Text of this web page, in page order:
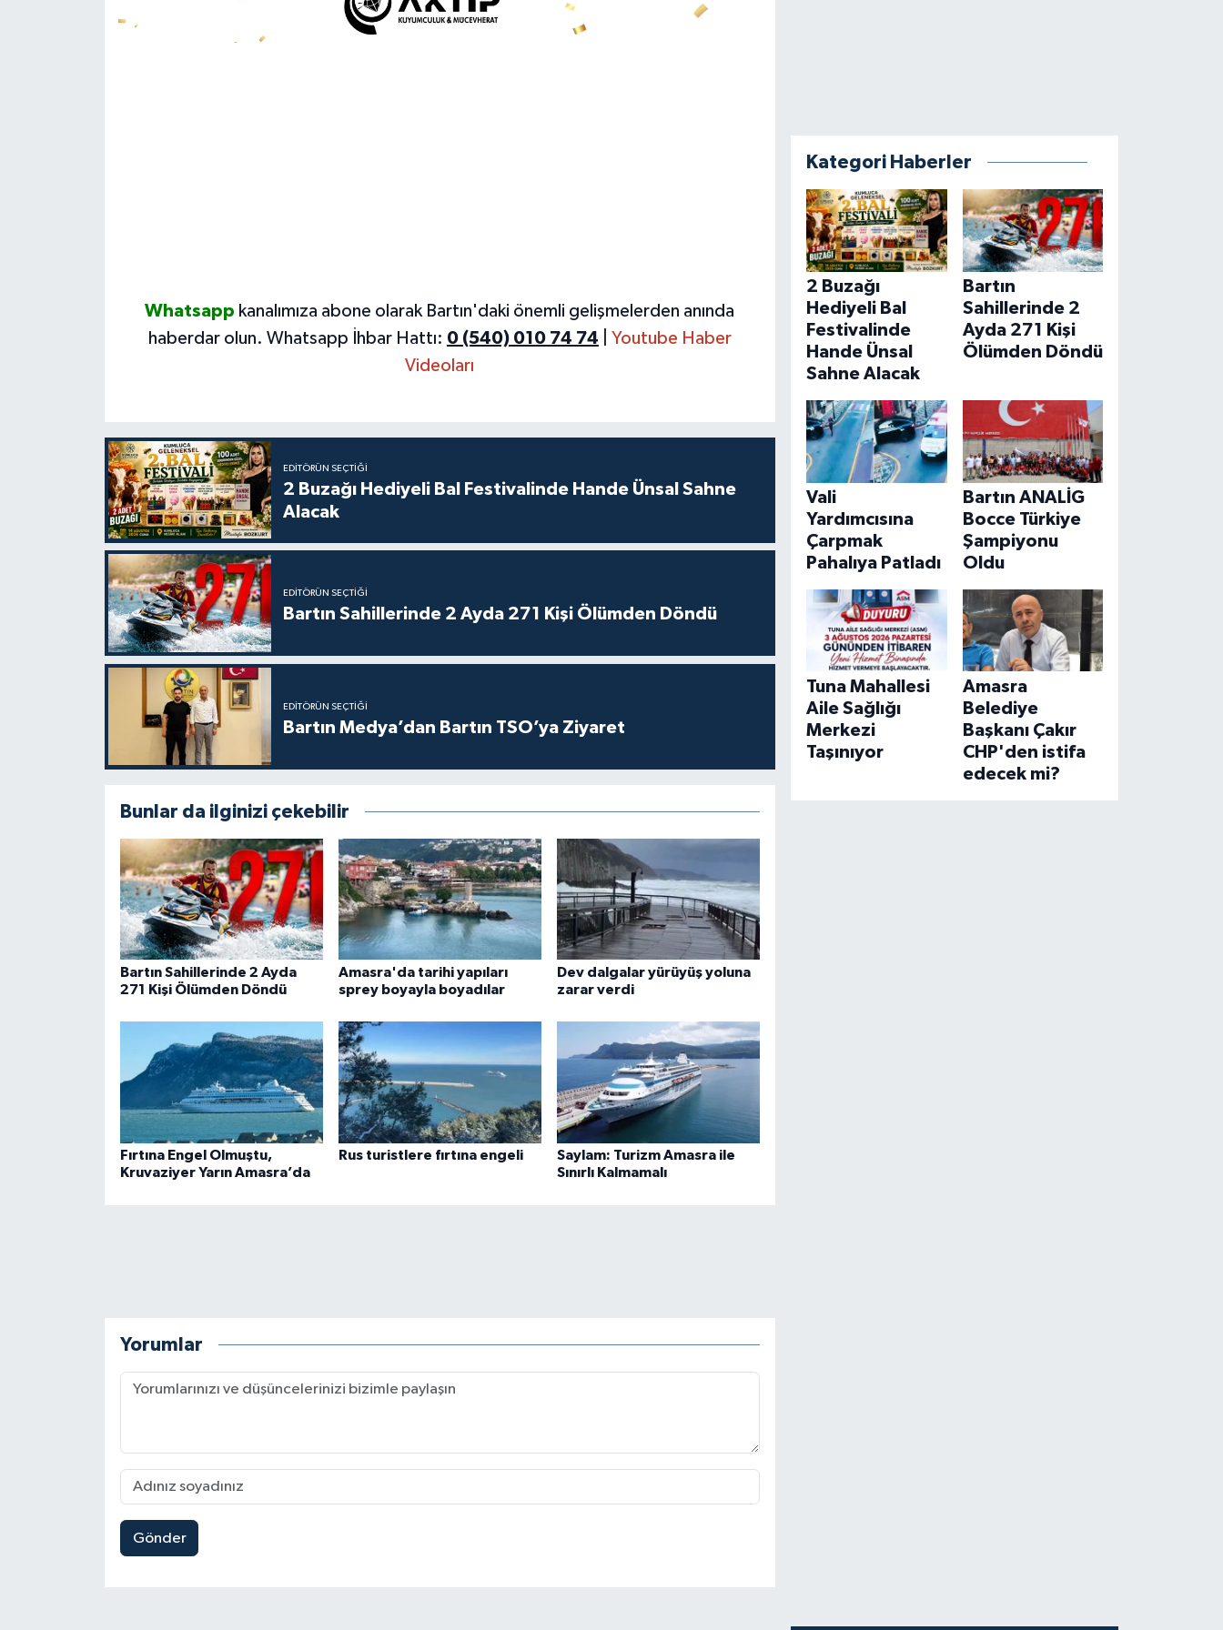
Whatsapp kanalımıza abone olarak Bartın'daki önemli gelişmelerden anında
haberdar olun. Whatsapp İhbar Hattı: 0 (540) 010 74 74
Youtube Haber
Videoları
EDITÖRÜN SEÇTIĞI
2 Buzağı Hediyeli Bal Festivalinde Hande Ünsal Sahne
Alacak
EDITÖRÜN SEÇTIĞI
Bartın Sahillerinde 2 Ayda 271 Kişi Ölümden Döndü
EDITÖRÜN SEÇTIĞI
Bartın Medya’dan Bartın TSO’ya Ziyaret
Bunlar da ilginizi çekebilir
Bartın Sahillerinde 2 Ayda
271 Kişi Ölümden Döndü
Amasra'da tarihi yapıları
sprey boyayla boyadılar
Dev dalgalar yürüyüş yoluna
zarar verdi
Fırtına Engel Olmuştu,
Kruvaziyer Yarın Amasra’da
Rus turistlere fırtına engeli
Saylam: Turizm Amasra ile
Sınırlı Kalmamalı
Yorumlar
Gönder
Kategori Haberler
2 Buzağı
Hediyeli Bal
Festivalinde
Hande Ünsal
Sahne Alacak
Bartın
Sahillerinde 2
Ayda 271 Kişi
Ölümden Döndü
Vali
Yardımcısına
Çarpmak
Pahalıya Patladı
Bartın ANALİG
Bocce Türkiye
Şampiyonu
Oldu
Tuna Mahallesi
Aile Sağlığı
Merkezi
Taşınıyor
Amasra
Belediye
Başkanı Çakır
CHP'den istifa
edecek mi?